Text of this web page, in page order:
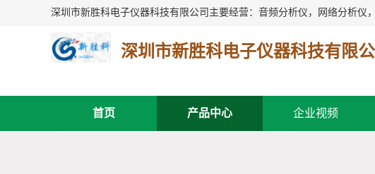
深圳市新胜科电子仪器科技有限
首页 产品中心 企业视频